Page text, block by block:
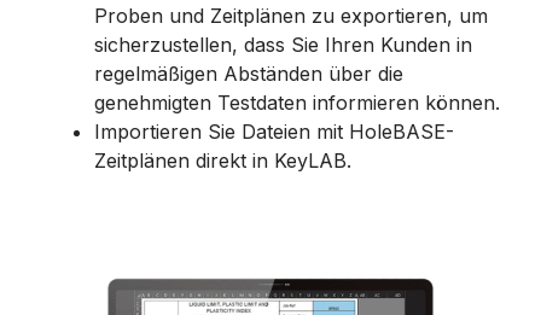
Proben und Zeitplänen zu exportieren, um
sicherzustellen, dass Sie Ihren Kunden in
regelmäßigen Abständen über die
genehmigten Testdaten informieren können.
Importieren Sie Dateien mit HoleBASE-
Zeitplänen direkt in KeyLAB.